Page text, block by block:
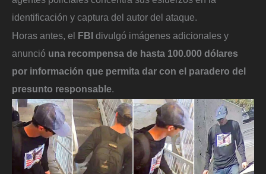
identificación y captura del autor del ataque.
Horas antes, el FBI divulgó imágenes adicionales y
anunció una recompensa de hasta 100.000 dólares
por información que permita dar con el paradero del
presunto responsable.